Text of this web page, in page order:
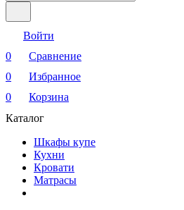
Войти
0
Сравнение
0
Избранное
0
Корзина
Каталог
Шкафы купе
Кухни
Кровати
Матрасы